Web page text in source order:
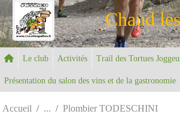
Chaud
Le club Activités Trail des Tortues
Présentation du salon des vins et de la gastronomie
Accueil Plombier TODESCHINI
Panneau de gestion des cookies